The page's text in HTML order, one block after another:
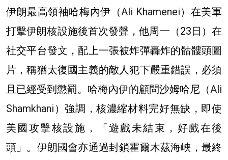
伊朗最高領袖哈梅內伊（Ali Khamenei）在美軍
打擊伊朗核設施後首次發聲，他周一（23日）在
社交平台發文，配上一張被炸彈轟炸的骷髏頭圖
片，稱猶太復國主義的敵人犯下嚴重錯誤，必須
且已經受到懲罰。哈梅內伊的顧問沙姆哈尼（Ali
Shamkhani ）強調，核濃縮材料完好無缺，即使
美國攻擊核設施，「遊戲未結束，好戲在後
頭」。伊朗國會亦通過封鎖霍爾木茲海峽，最終